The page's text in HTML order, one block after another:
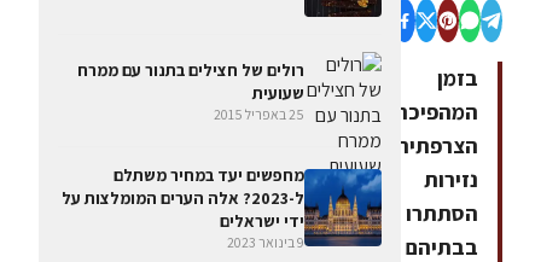
בזמן
המהפיכה
הצרפתית,
נזירות
הסתתרו
בבתיהם
רולים של חצילים בתנור עם ממרח
שעועית
25 באפריל 2015
מחפשים יעד במחיר משתלם
ל-2023? אלה הערים המומלצות על
ידי ישראלים
9 בינואר 2023